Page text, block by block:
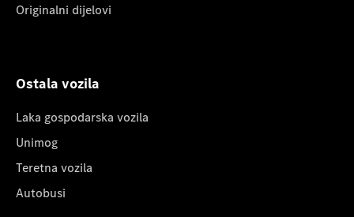
Originalni dijelovi
Ostala vozila
Laka gospodarska vozila
Unimog
Teretna vozila
Autobusi